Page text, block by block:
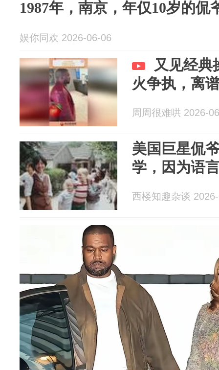
1987年，南京，年仅10岁的侃
娱你同欢 2026-06-06
又见经典
火争执，离
周周很难哄 2026-
美国巨星侃
学，因为语
西楼知趣杂谈